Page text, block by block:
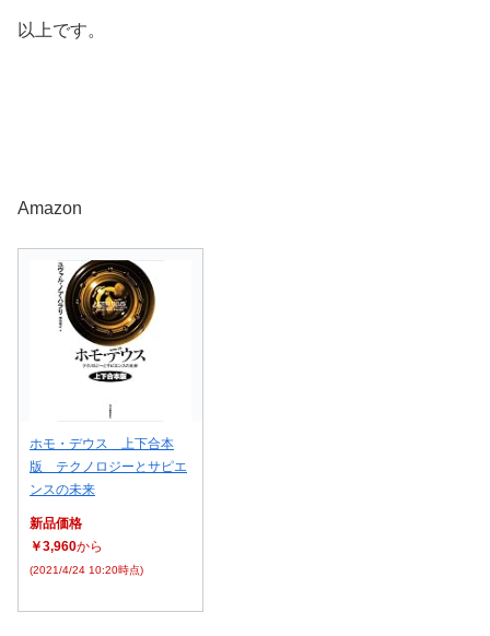
以上です。
Amazon
ホモ・デウス 上下合本
版 テクノロジーとサピエ
ンスの未来
新品価格
￥3,960から
(2021/4/24 10:20時点)